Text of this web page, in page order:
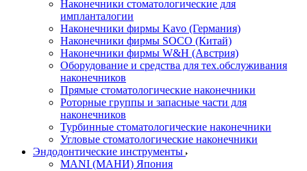
Наконечники стоматологические для
импланталогии
Наконечники фирмы Kavo (Германия)
Наконечники фирмы SOCO (Китай)
Наконечники фирмы W&H (Австрия)
Оборудование и средства для тех.обслуживания
наконечников
Прямые стоматологические наконечники
Роторные группы и запасные части для
наконечников
Турбинные стоматологические наконечники
Угловые стоматологические наконечники
Эндодонтические инструменты
MANI (МАНИ) Япония